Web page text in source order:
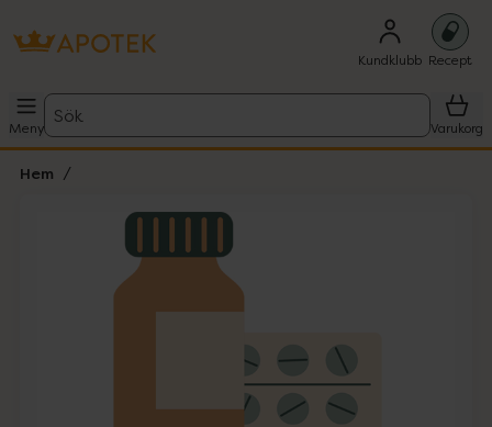
Kundklubb Recept
Meny
Sök
Varukorg
Hem
Lista: . Innehåller 1 objekt.